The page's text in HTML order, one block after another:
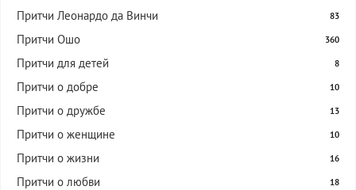
Притчи Леонардо да Винчи 83
Притчи Ошо 360
Притчи для детей 8
Притчи о добре 10
Притчи о дружбе 13
Притчи о женщине 10
Притчи о жизни 16
Притчи о любви 18